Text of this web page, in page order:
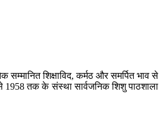
शिक्षाविद, कर्मठ और समर्पित भाव से
1958 तक के संस्था सार्वजनिक शिशु पाठशाला